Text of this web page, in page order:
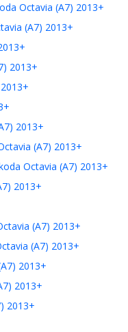
Octavia (A7) 2013+
(A7) 2013+
2013+
2013+
(A7) 2013+
Octavia (A7) 2013+
2013+
(A7) 2013+
(A7) 2013+
2013+
2013+
2013+